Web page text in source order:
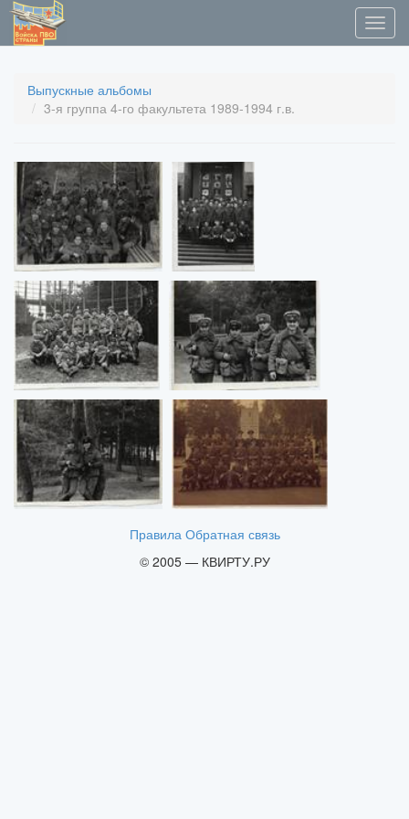
Выпускные альбомы
3-я группа 4-го факультета 1989-1994 г.в.
Правила Обратная связь
© 2005 — КВИРТУ.РУ